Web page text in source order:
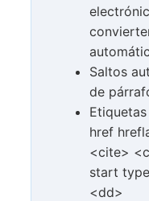
Saltos
de
href
<cite>
start
<dd>